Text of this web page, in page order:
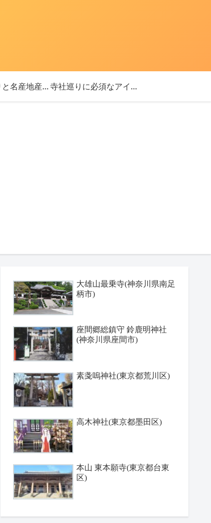
「神社巡りと名産地産を探す旅」ブログ始めました！ 寺社巡りに必須なアイテム
大雄山最乗寺(神奈川県南足
柄市)
座間郷総鎮守 鈴鹿明神社
(神奈川県座間市)
素戔嗚神社(東京都荒川区)
高木神社(東京都墨田区)
本山 東本願寺(東京都台東
区)